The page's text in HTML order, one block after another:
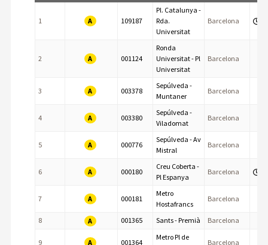
1 A 109187
Pl. Catalunya -
Rda.
Universitat
Barcelona
2 A 001124
Ronda
Universitat - Pl
Universitat
Barcelona
3 A 003378
Sepúlveda -
Muntaner
Barcelona
4 A 003380
Sepúlveda -
Viladomat
Barcelona
5 A 000776
Sepúlveda - Av
Mistral
Barcelona
6 A 000180
Creu Coberta -
Pl Espanya
Barcelona
7 A 000181
Metro
Hostafrancs
Barcelona
8 A 001365 Sants - Premià Barcelona
9 A 001364
Metro Pl de
Barcelona